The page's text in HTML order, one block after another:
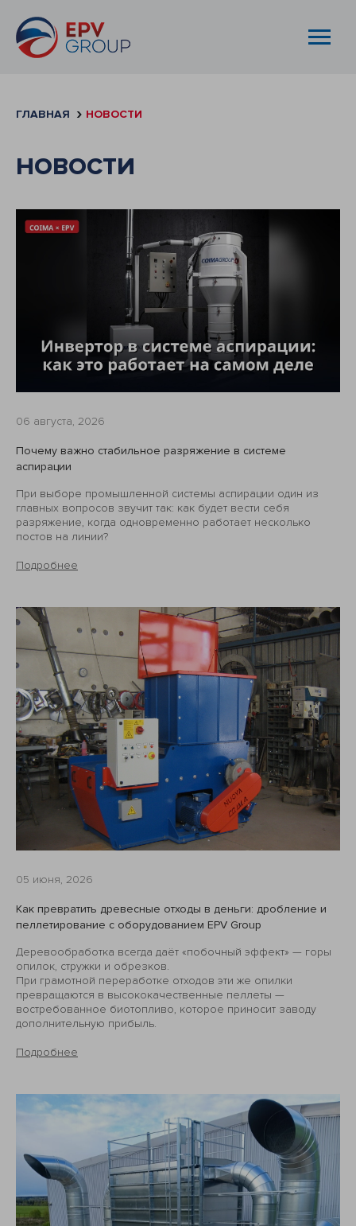
ГЛАВНАЯ НОВОСТИ
НОВОСТИ
06 августа, 2026
Почему важно стабильное разряжение в системе
аспирации
При выборе промышленной системы аспирации один из
главных вопросов звучит так: как будет вести себя
разряжение, когда одновременно работает несколько
постов на линии?
Подробнее
05 июня, 2026
Как превратить древесные отходы в деньги: дробление и
пеллетирование с оборудованием EPV Group
Деревообработка всегда даёт «побочный эффект» — горы
опилок, стружки и обрезков.
При грамотной переработке отходов эти же опилки
превращаются в высококачественные пеллеты —
востребованное биотопливо, которое приносит заводу
дополнительную прибыль.
Подробнее